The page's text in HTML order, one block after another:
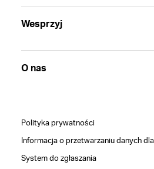
Wesprzyj
O nas
Polityka prywatności
Informacja o przetwarzaniu danych
System do zgłaszania